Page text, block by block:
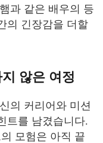
과 같은 배우의 등
의 긴장감을 더할
않은 여정
의 커리어와 미션
트를 남겼습니다.
모험은 아직 끝